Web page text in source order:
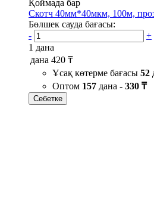
Қоймада бар
Скотч 40мм*40мкм, 100м,
Бөлшек сауда бағасы:
-
+
1 дана
дана 420 ₸
Ұсақ көтерме бағасы 52
Оптом 157 дана - 330 ₸
Себетке